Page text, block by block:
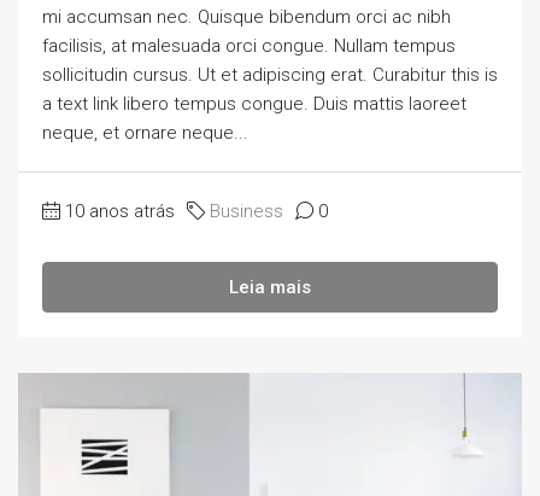
mi accumsan nec. Quisque bibendum orci ac nibh
facilisis, at malesuada orci congue. Nullam tempus
sollicitudin cursus. Ut et adipiscing erat. Curabitur this is
a text link libero tempus congue. Duis mattis laoreet
neque, et ornare neque...
10 anos atrás Business 0
Leia mais